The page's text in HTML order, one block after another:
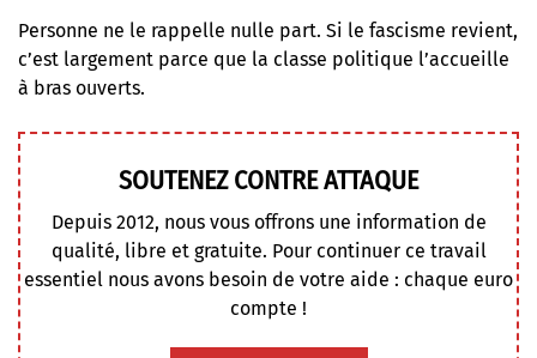
Personne ne le rappelle nulle part. Si le fascisme revient,
c’est largement parce que la classe politique l’accueille
à bras ouverts.
SOUTENEZ CONTRE ATTAQUE
Depuis 2012, nous vous offrons une information de
qualité, libre et gratuite. Pour continuer ce travail
essentiel nous avons besoin de votre aide : chaque euro
compte !